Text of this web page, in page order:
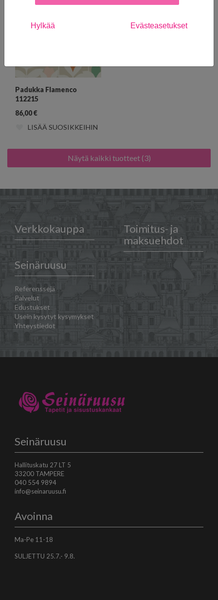
Padukka Flamenco
112215
86,00€
LISÄÄ SUOSIKKEIHIN
Näytä kaikki tuotteet (3)
Verkkokauppa
Toimitus- ja
maksuehdot
Seinäruusu
Referenssejä
Palvelut
Edustukset
Usein kysytyt kysymykset
Yhteystiedot
Seinäruusu
Hallituskatu 27 LT 5
33200 TAMPERE
040 554 9894
info@seinaruusu.fi
Avoinna
Ma-Pe 11-18
SULJETTU 25.7.- 9.8.
Hylkää Evästeasetukset